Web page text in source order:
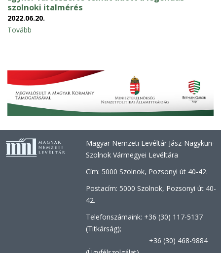
szolnoki italmérés
2022.06.20.
Tovább
Magyar Nemzeti Levéltár Jász-Nagykun-
Szolnok Vármegyei Levéltára
Cím: 5000 Szolnok, Pozsonyi út 40-42.
Postacím: 5000 Szolnok, Pozsonyi út 40-
42.
Telefonszámaink: +36 (30) 117-5137
(Titkárság);
+36 (30) 468-9884